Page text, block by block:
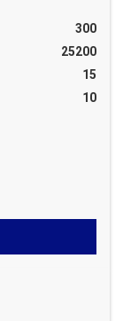
300
25200
15
10